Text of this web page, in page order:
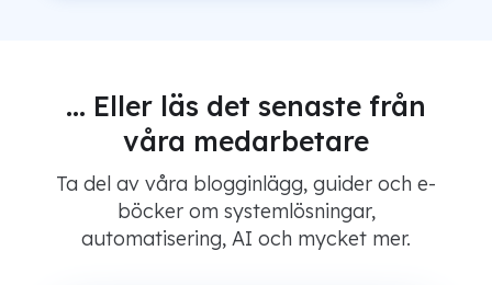
... Eller läs det senaste från
våra medarbetare
Ta del av våra blogginlägg, guider och e-
böcker om systemlösningar,
automatisering, AI och mycket mer.